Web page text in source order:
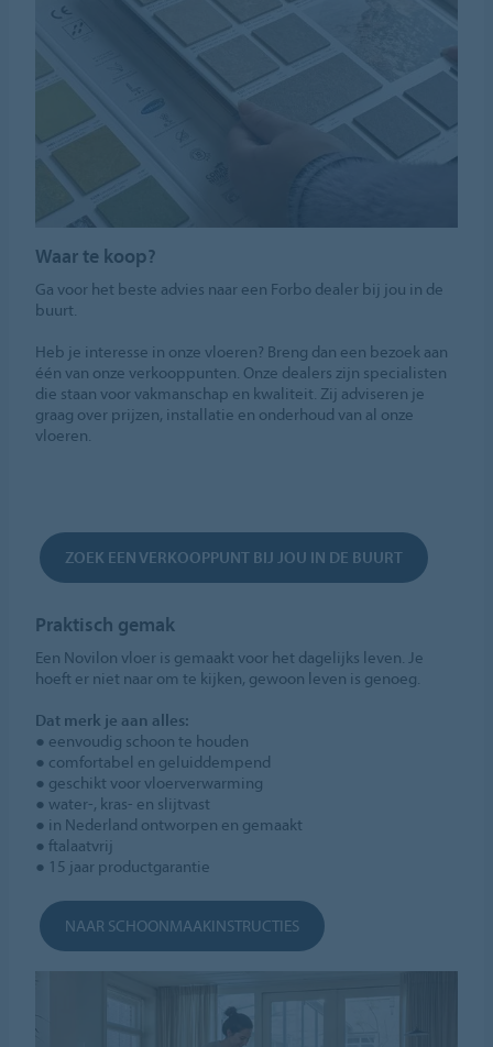
Waar te koop?
Ga voor het beste advies naar een Forbo dealer bij jou in de
buurt.
Heb je interesse in onze vloeren? Breng dan een bezoek aan
één van onze verkooppunten. Onze dealers zijn specialisten
die staan voor vakmanschap en kwaliteit. Zij adviseren je
graag over prijzen, installatie en onderhoud van al onze
vloeren.
ZOEK EEN VERKOOPPUNT BIJ JOU IN DE BUURT
Praktisch gemak
Een Novilon vloer is gemaakt voor het dagelijks leven. Je
hoeft er niet naar om te kijken, gewoon leven is genoeg.
Dat merk je aan alles:
● eenvoudig schoon te houden
● comfortabel en geluiddempend
● geschikt voor vloerverwarming
● water-, kras- en slijtvast
● in Nederland ontworpen en gemaakt
● ftalaatvrij
● 15 jaar productgarantie
NAAR SCHOONMAAKINSTRUCTIES